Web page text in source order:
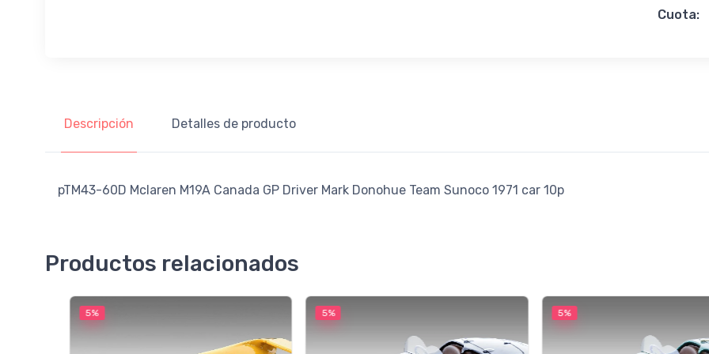
Cuota:
Descripción Detalles de producto
pTM43-60D Mclaren M19A Canada GP Driver Mark Donohue Team Sunoco 1971 car 10p
Productos relacionados
5% 5% 5%